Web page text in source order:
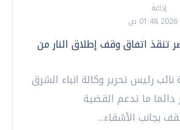
إذاعة
تنقذ اتفاق وقف إطلاق النار من
رئيس تحرير وكالة انباء الشرق
ما تدعم القضية
بجانب الأشقاء...